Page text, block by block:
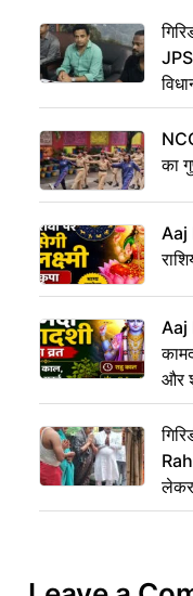
का
Aaj
Aaj
और
लेकर